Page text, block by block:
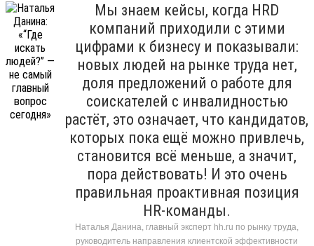
Мы знаем кейсы, когда HRD
компаний приходили с этими
цифрами к бизнесу и показывали:
новых людей на рынке труда нет,
доля предложений о работе для
соискателей с инвалидностью
растёт, это означает, что кандидатов,
которых пока ещё можно привлечь,
становится всё меньше, а значит,
пора действовать! И это очень
правильная проактивная позиция
HR-команды.
Наталья Данина, главный эксперт hh.ru по рынку труда,
руководитель направления клиентской эффективности